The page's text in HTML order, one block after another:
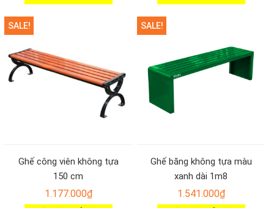
SALE!
Ghế công viên không tựa
150 cm
1.177.000₫
SALE!
Ghế băng không tựa màu
xanh dài 1m8
1.541.000₫